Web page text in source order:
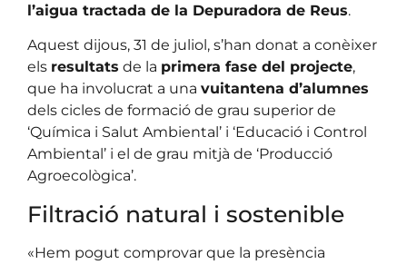
l’aigua tractada de la Depuradora de Reus.
Aquest dijous, 31 de juliol, s’han donat a conèixer
els resultats de la primera fase del projecte,
que ha involucrat a una vuitantena d’alumnes
dels cicles de formació de grau superior de
‘Química i Salut Ambiental’ i ‘Educació i Control
Ambiental’ i el de grau mitjà de ‘Producció
Agroecològica’.
Filtració natural i sostenible
«Hem pogut comprovar que la presència